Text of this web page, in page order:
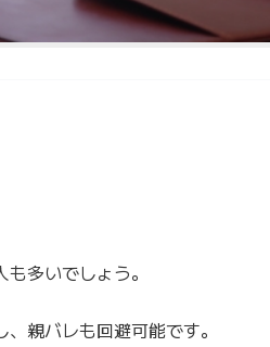
多いでしょう。
親バレも回避可能です。